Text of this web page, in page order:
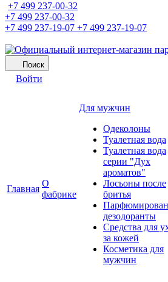
+7 499 237-00-32
+7 499 237-00-32
+7 499 237-19-07 +7 499 237-19-07
Поиск
Войти
Главная
О
фабрике
Для мужчин
Одеколоны
Туалетная вода
Туалетная вода
серии "Дух
ароматов"
Лосьоны после
бритья
дезодоранты
Средства для
за кожей
Косметика для
мужчин